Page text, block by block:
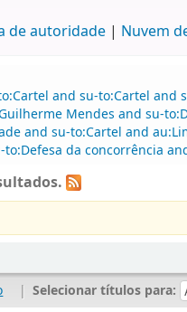
de autoridade Nuvem
and su-to:Cartel
Mendes and su-
and su-to:Cartel and
da concorrência
| Selecionar títulos para: